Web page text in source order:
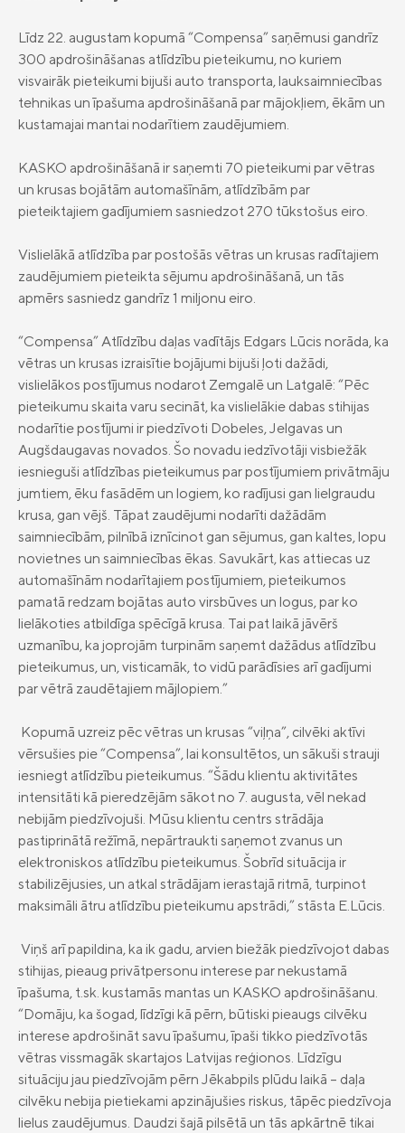
Dzīvības apdrošināšana
Uzkrājošā dzīvības apdrošināšana
Ieguldījumu fondi
Fondu vienību cenas
Papildapdrošināšana
Compensa Seesam mobilā aplikācija
Compensa Life mobilā aplikācija
Compensa Life Vienna Insurance Group
SE Latvijas filiāles kontakti
ADB Latvijas filiāles kontakti
Par mums
Ilgtspēja
Apdrošināšanas izplatītāji
Pieejamības paziņojums
Vieglā valoda
Kontakti
Karjera
Līdz 22. augustam kopumā “Compensa” saņēmusi gandrīz
300 apdrošināšanas atlīdzību pieteikumu, no kuriem
visvairāk pieteikumi bijuši auto transporta, lauksaimniecības
tehnikas un īpašuma apdrošināšanā par mājokļiem, ēkām un
kustamajai mantai nodarītiem zaudējumiem.
KASKO apdrošināšanā ir saņemti 70 pieteikumi par vētras
un krusas bojātām automašīnām, atlīdzībām par
pieteiktajiem gadījumiem sasniedzot 270 tūkstošus eiro.
Vislielākā atlīdzība par postošās vētras un krusas radītajiem
zaudējumiem pieteikta sējumu apdrošināšanā, un tās
apmērs sasniedz gandrīz 1 miljonu eiro.
“Compensa” Atlīdzību daļas vadītājs Edgars Lūcis norāda, ka
vētras un krusas izraisītie bojājumi bijuši ļoti dažādi,
vislielākos postījumus nodarot Zemgalē un Latgalē: “Pēc
pieteikumu skaita varu secināt, ka vislielākie dabas stihijas
nodarītie postījumi ir piedzīvoti Dobeles, Jelgavas un
Augšdaugavas novados. Šo novadu iedzīvotāji visbiežāk
iesnieguši atlīdzības pieteikumus par postījumiem privātmāju
jumtiem, ēku fasādēm un logiem, ko radījusi gan lielgraudu
krusa, gan vējš. Tāpat zaudējumi nodarīti dažādām
saimniecībām, pilnībā iznīcinot gan sējumus, gan kaltes, lopu
novietnes un saimniecības ēkas. Savukārt, kas attiecas uz
automašīnām nodarītajiem postījumiem, pieteikumos
pamatā redzam bojātas auto virsbūves un logus, par ko
lielākoties atbildīga spēcīgā krusa. Tai pat laikā jāvērš
uzmanību, ka joprojām turpinām saņemt dažādus atlīdzību
pieteikumus, un, visticamāk, to vidū parādīsies arī gadījumi
par vētrā zaudētajiem mājlopiem.”
Kopumā uzreiz pēc vētras un krusas “viļņa”, cilvēki aktīvi
vērsušies pie “Compensa”, lai konsultētos, un sākuši strauji
iesniegt atlīdzību pieteikumus. “Šādu klientu aktivitātes
intensitāti kā pieredzējām sākot no 7. augusta, vēl nekad
nebijām piedzīvojuši. Mūsu klientu centrs strādāja
pastiprinātā režīmā, nepārtraukti saņemot zvanus un
elektroniskos atlīdzību pieteikumus. Šobrīd situācija ir
stabilizējusies, un atkal strādājam ierastajā ritmā, turpinot
maksimāli ātru atlīdzību pieteikumu apstrādi,” stāsta E.Lūcis.
Viņš arī papildina, ka ik gadu, arvien biežāk piedzīvojot dabas
stihijas, pieaug privātpersonu interese par nekustamā
īpašuma, t.sk. kustamās mantas un KASKO apdrošināšanu.
“Domāju, ka šogad, līdzīgi kā pērn, būtiski pieaugs cilvēku
interese apdrošināt savu īpašumu, īpaši tikko piedzīvotās
vētras vissmagāk skartajos Latvijas reģionos. Līdzīgu
situāciju jau piedzīvojām pērn Jēkabpils plūdu laikā – daļa
cilvēku nebija pietiekami apzinājušies riskus, tāpēc piedzīvoja
lielus zaudējumus. Daudzi šajā pilsētā un tās apkārtnē tikai